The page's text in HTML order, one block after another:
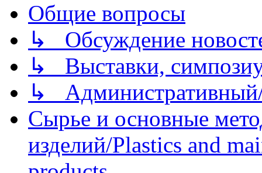
Общие вопросы
↳ Обсуждение
↳ Выставки,
↳
Сырье и основные
изделий/Plastics and